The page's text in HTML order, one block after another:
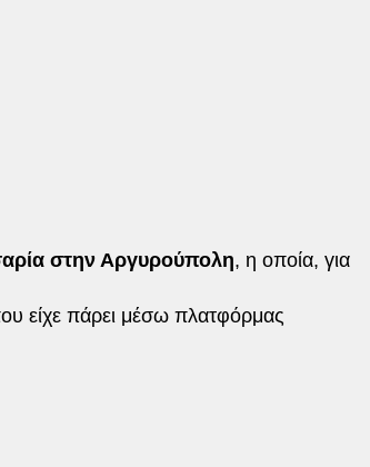
στην Αργυρούπολη, η οποία, για
είχε πάρει μέσω πλατφόρμας